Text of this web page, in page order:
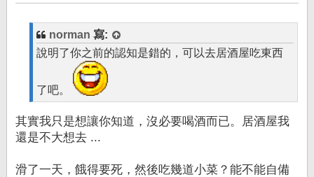
章
norman 寫:
說明了你之前的認知是錯的，可以去居酒屋吃東西
了吧。
其實我只是想讓你知道，沒必要喝酒而已。居酒屋我
還是不大想去 ...
滑了一天，餓得要死，然後吃幾道小菜？能不能自備